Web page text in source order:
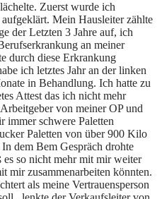
Zuerst wurde ich
Mein Hausleiter zählte
der Letzten 3 Jahre auf, ich
an meiner
durch diese Erkrankung
ich letztes Jahr an der linken
in Behandlung. Ich hatte zu
Attest das ich nicht mehr
von meiner OP und
immer schwere Paletten
Paletten von über 900 Kilo
dem Bem Gespräch drohte
so nicht mehr mit mir weiter
mir zusammenarbeiten könnten.
als meine Vertrauensperson